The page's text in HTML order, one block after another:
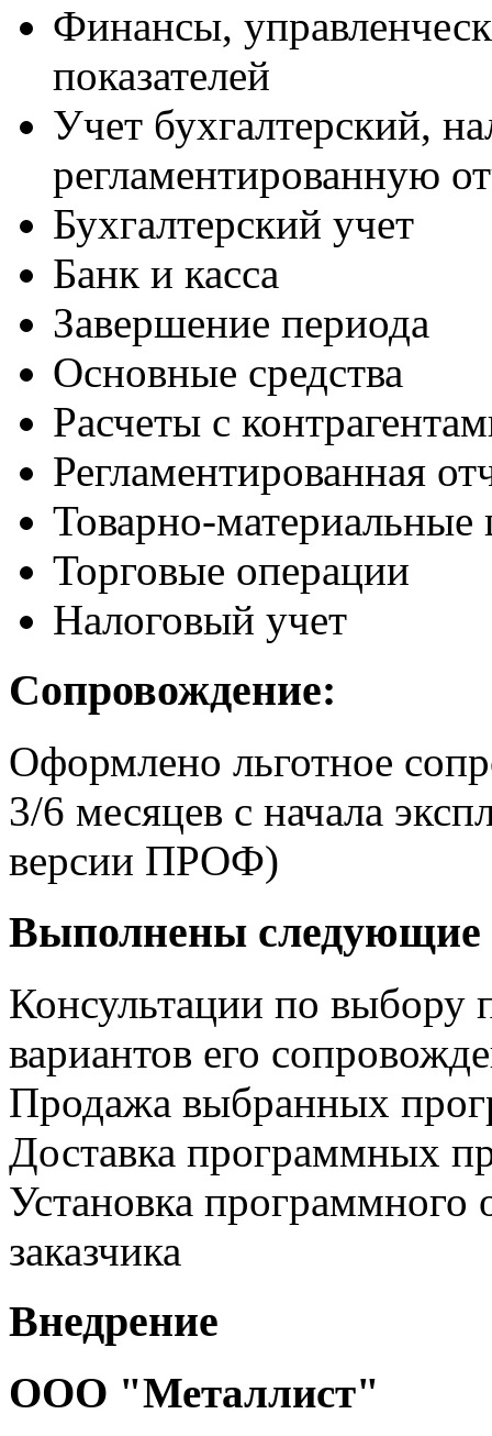
Финансы,
показателей
Учет бухгалтерский,
регламентированную
Бухгалтерский учет
Банк и касса
Завершение периода
Основные средства
Расчеты с
Регламентированная
Товарно-материальные
Торговые операции
Налоговый учет
Сопровождение:
Оформлено льготное
3/6 месяцев с начала
версии ПРОФ)
Выполнены следующие
Консультации по выбору
вариантов его
Продажа выбранных
Доставка программных
Установка
заказчика
Внедрение
ООО "Металлист"